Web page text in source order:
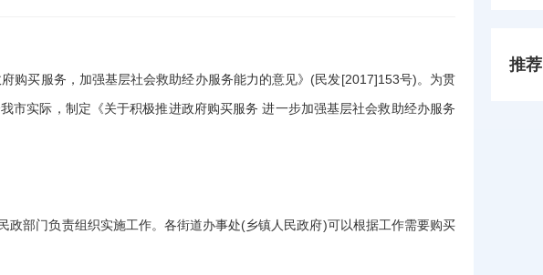
买服务，加强基层社会救助经办服务能力的意见》(民发[2017]153号)。为贯
市实际，制定《关于积极推进政府购买服务 进一步加强基层社会救助经办服务
部门负责组织实施工作。各街道办事处(乡镇人民政府)可以根据工作需要购买
推荐